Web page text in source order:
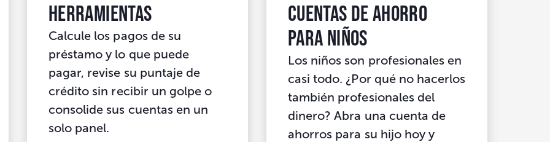
Herramientas
Calcule los pagos de su
préstamo y lo que puede
pagar, revise su puntaje de
crédito sin recibir un golpe o
consolide sus cuentas en un
solo panel.
CUENTAS DE AHORRO
PARA NIÑOS
Los niños son profesionales en
casi todo. ¿Por qué no hacerlos
también profesionales del
dinero? Abra una cuenta de
ahorros para su hijo hoy y